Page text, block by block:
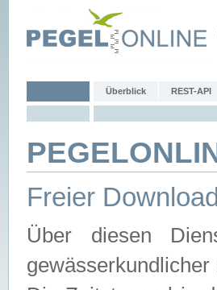
Überblick REST-API
Freier
Über diesen
gewässerkundlicher